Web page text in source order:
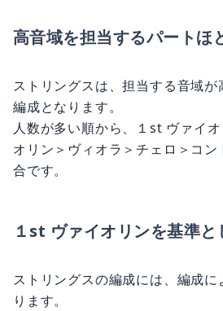
高音域を担当するパートほ
ストリングスは、担当する音域
編成となります。
人数が多い順から、１st ヴァイ
オリン＞ヴィオラ＞チェロ＞コ
合です。
１st ヴァイオリンを基準と
ストリングスの編成には、編成
ります。